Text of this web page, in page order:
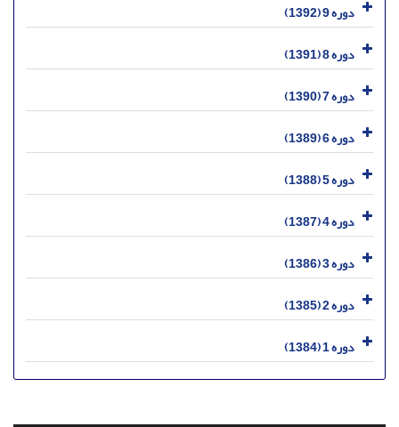
دوره 9 (1392)
دوره 8 (1391)
دوره 7 (1390)
دوره 6 (1389)
دوره 5 (1388)
دوره 4 (1387)
دوره 3 (1386)
دوره 2 (1385)
دوره 1 (1384)